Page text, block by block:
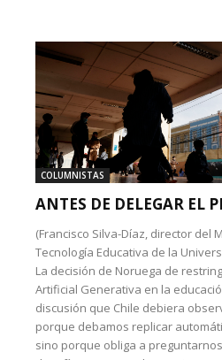
COLUMNISTAS
ANTES DE DELEGAR EL
(Francisco Silva-Díaz, director del
Tecnología Educativa de la
La decisión de Noruega de
Artificial Generativa en la
discusión que Chile debiera
porque debamos replicar
sino porque obliga a